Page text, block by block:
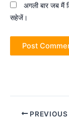
अगली बार जब मैं
सहेजें।
Post PREVIOUS